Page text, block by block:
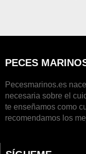
PECES
Pecesmarinos.es
necesaria sobre el
te enseñamos como
recomendamos los